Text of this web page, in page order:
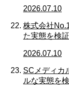
2026.07.10
株式会社
た実態を検証
2026.07.10
SCメディカ
ルな実態を